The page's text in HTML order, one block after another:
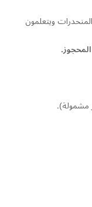
ويتعلمون
مشمولة).